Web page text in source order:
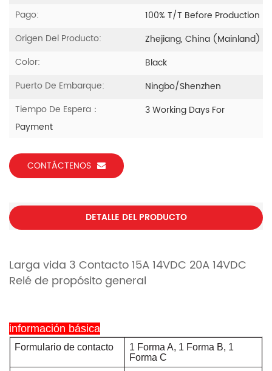
Pago:
100% T/T Before Production
Origen Del Producto:
Zhejiang, China (Mainland)
Color:
Black
Puerto De Embarque:
Ningbo/Shenzhen
Tiempo De Espera：
3 Working Days For
Payment
CONTÁCTENOS
DETALLE DEL PRODUCTO
Larga vida 3 Contacto 15A 14VDC 20A 14VDC
Relé de propósito general
información básica
Formulario de contacto
1 Forma A, 1 Forma B, 1
Forma C